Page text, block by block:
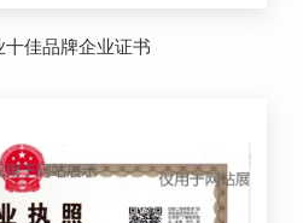
十佳品牌企业证书